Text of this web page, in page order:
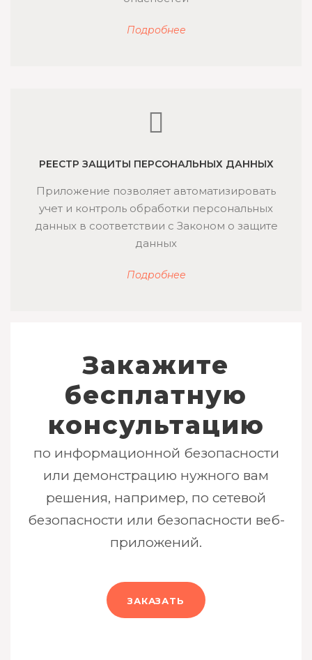
Подробнее
РЕЕСТР ЗАЩИТЫ ПЕРСОНАЛЬНЫХ ДАННЫХ
Приложение позволяет автоматизировать
учет и контроль обработки персональных
данных в соответствии с Законом о защите
данных
Подробнее
Закажите
бесплатную
консультацию
по информационной безопасности
или демонстрацию нужного вам
решения, например, по сетевой
безопасности или безопасности веб-
приложений.
ЗАКАЗАТЬ